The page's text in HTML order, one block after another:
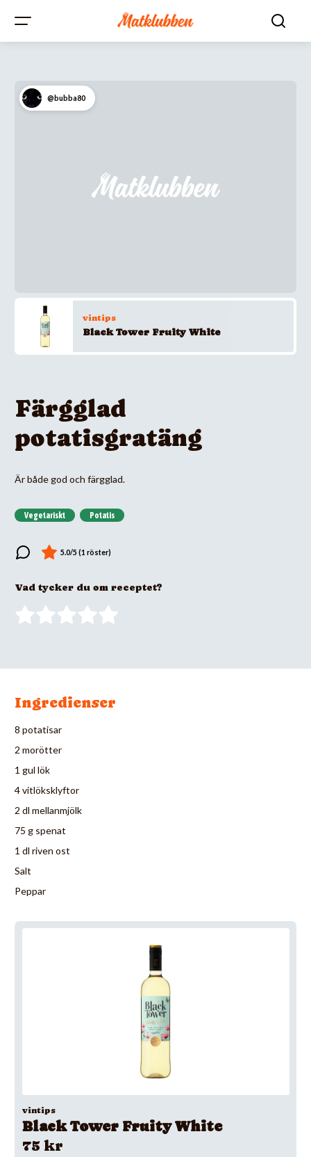
@bubba80
vintips
Black Tower Fruity White
Färgglad
potatisgratäng
Är både god och färgglad.
Vegetariskt Potatis
Vad tycker du om receptet?
Ingredienser
8 potatisar
2 morötter
1 gul lök
4 vitlöksklyftor
2 dl mellanmjölk
75 g spenat
1 dl riven ost
Salt
Peppar
vintips
Black Tower Fruity White
75 kr